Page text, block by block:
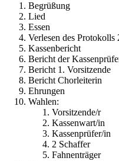
Begrüßung
Lied
Essen
Verlesen des
Kassenbericht
Bericht der
Bericht 1. Vorsitzende
Bericht Chorleiterin
Ehrungen
Wahlen:
Vorsitzende/r
Kassenwart/in
Kassenprüfer/in
2 Schaffer
Fahnenträger